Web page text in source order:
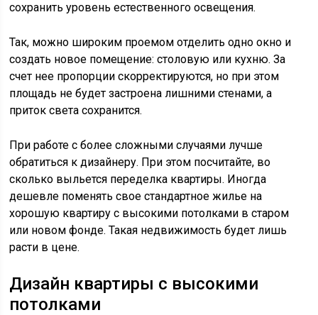
сохранить уровень естественного освещения.
Так, можно широким проемом отделить одно окно и
создать новое помещение: столовую или кухню. За
счет нее пропорции скорректируются, но при этом
площадь не будет застроена лишними стенами, а
приток света сохранится.
При работе с более сложными случаями лучше
обратиться к дизайнеру. При этом посчитайте, во
сколько выльется переделка квартиры. Иногда
дешевле поменять свое стандартное жилье на
хорошую квартиру с высокими потолками в старом
или новом фонде. Такая недвижимость будет лишь
расти в цене.
Дизайн квартиры с высокими
потолками